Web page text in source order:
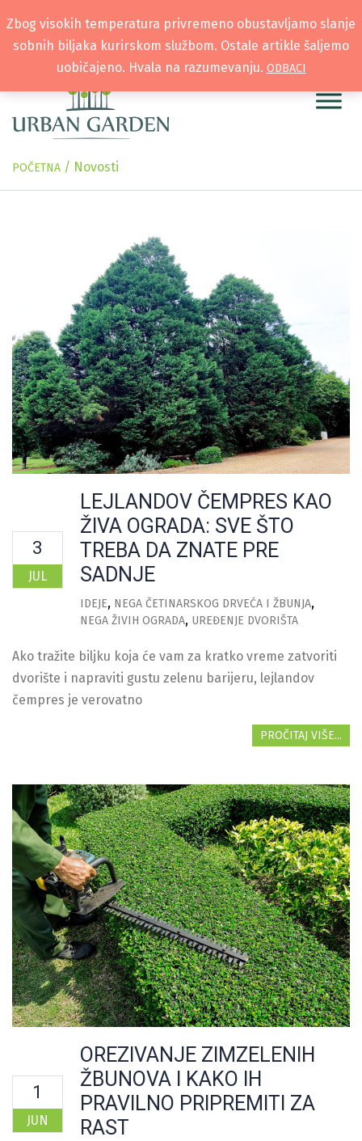
POČETNA / Novosti
3
JUL
LEJLANDOV ČEMPRES KAO
ŽIVA OGRADA: SVE ŠTO
TREBA DA ZNATE PRE
SADNJE
IDEJE NEGA ČETINARSKOG DRVEĆA I ŽBUNJA
NEGA ŽIVIH OGRADA UREĐENJE DVORIŠTA
Ako tražite biljku koja će vam za kratko vreme zatvoriti
dvorište i napraviti gustu zelenu barijeru, lejlandov
čempres je verovatno
PROČITAJ VIŠE...
1
JUN
OREZIVANJE ZIMZELENIH
ŽBUNOVA I KAKO IH
PRAVILNO PRIPREMITI ZA
RAST
Zbog visokih temperatura privremeno obustavljamo slanje
sobnih biljaka kurirskom službom. Ostale artikle šaljemo
uobičajeno. Hvala na razumevanju. ODBACI